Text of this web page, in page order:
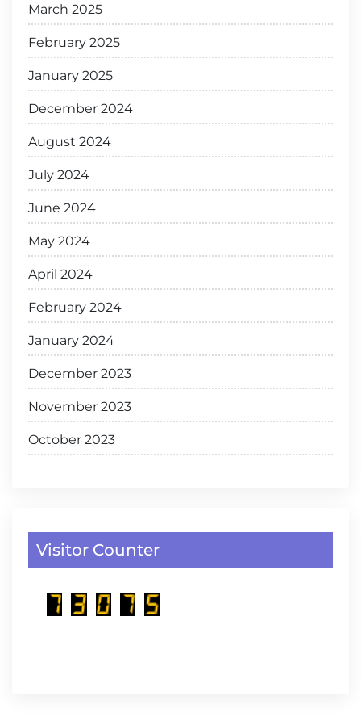
March 2025
February 2025
January 2025
December 2024
August 2024
July 2024
June 2024
May 2024
April 2024
February 2024
January 2024
December 2023
November 2023
October 2023
Visitor Counter